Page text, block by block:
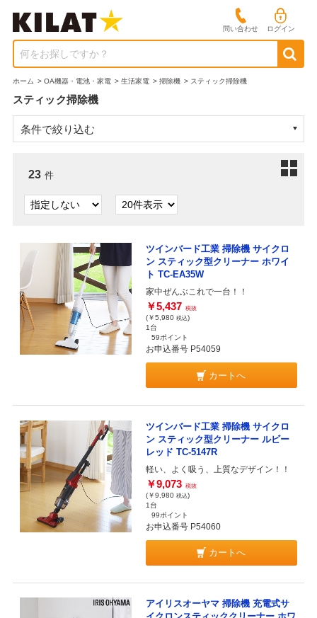
問い合わせ ログイン
何をお探しですか？
ホーム > OA機器・電池・家電 > 生活家電 > 掃除機 > スティック掃除機
スティック掃除機
条件で絞り込む
23 件
ツインバード工業 掃除機 サイクロ
ン スティック型クリーナー ホワイ
ト TC-EA35W
家中ぜんぶこれで一台！！
￥5,437 税抜
(￥5,980 税込)
1台
59ポイント
お申込番号 P54059
カートへ
ツインバード工業 掃除機 サイクロ
ン スティック型クリーナー ルビー
レッド TC-5147R
軽い、よく吸う、上質なデザイン！！
￥9,073 税抜
(￥9,980 税込)
1台
99ポイント
お申込番号 P54060
カートへ
アイリスオーヤマ 掃除機 充電式サ